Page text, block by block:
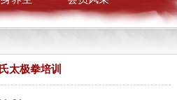
太极拳培训